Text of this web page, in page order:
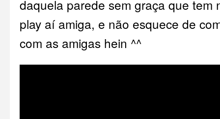
daquela parede sem graça que tem
play aí amiga, e não esquece de
com as amigas hein ^^